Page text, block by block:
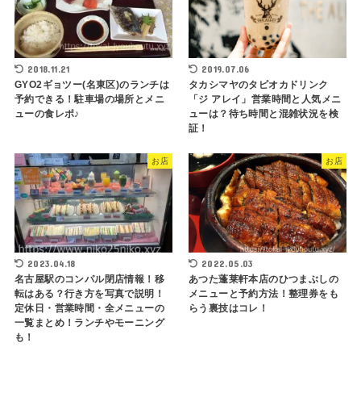
2018.11.21
GYO2ギョツー(名東区)のランチは
予約できる！駐車場の場所とメニ
ューの食レポ♪
2019.07.06
タカシマヤのタピオカドリンク
「ジ アレイ」営業時間と人気メニ
ューは？待ち時間と混雑状況を検
証！
お店
2023.04.18
名古屋駅のコンパル閉店情報！移
転はある？行き方を写真で説明！
定休日・営業時間・全メニューの
一覧まとめ！ランチやモーニング
も！
お店
2022.05.03
あつた蓬莱軒本店のひつまぶしの
メニューと予約方法！整理券をも
らう裏技はコレ！